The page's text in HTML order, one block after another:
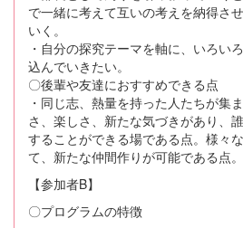
で一緒に考えて互いの考えを納得さ
いく。
・自分の探究テーマを軸に、いろい
込んでいきたい。
〇後輩や友達におすすめできる点
・同じ志、熱量を持った人たちが集
さ、楽しさ、新たな気づきがあり、
することができる場である点。様々
て、新たな仲間作りが可能である点。
【参加者B】
〇プログラムの特徴